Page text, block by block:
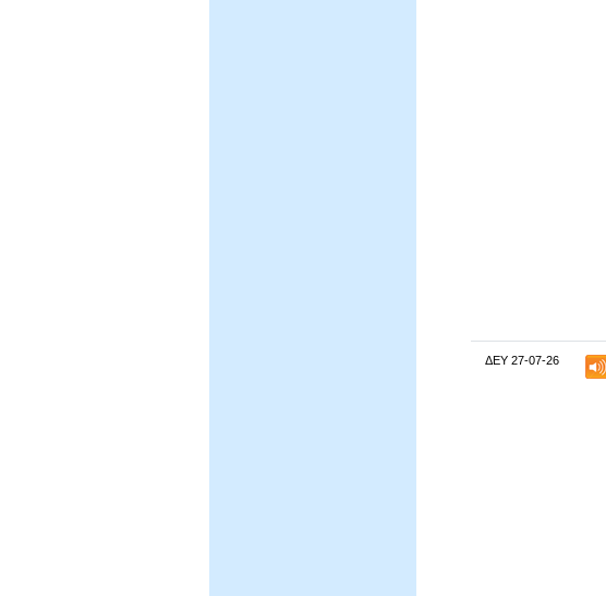
ΔΕΥ 27-07-26